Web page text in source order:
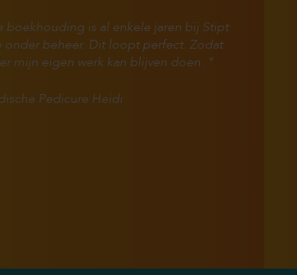
boekhouding is al enkele jaren bij Stipt
onder beheer. Dit loopt perfect. Zodat
mijn eigen werk kan blijven doen.
Pedicure Heidi